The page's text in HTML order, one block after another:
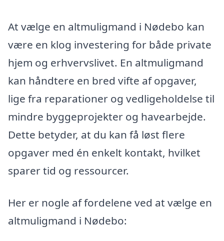
At vælge en altmuligmand i Nødebo kan
være en klog investering for både private
hjem og erhvervslivet. En altmuligmand
kan håndtere en bred vifte af opgaver,
lige fra reparationer og vedligeholdelse til
mindre byggeprojekter og havearbejde.
Dette betyder, at du kan få løst flere
opgaver med én enkelt kontakt, hvilket
sparer tid og ressourcer.
Her er nogle af fordelene ved at vælge en
altmuligmand i Nødebo: